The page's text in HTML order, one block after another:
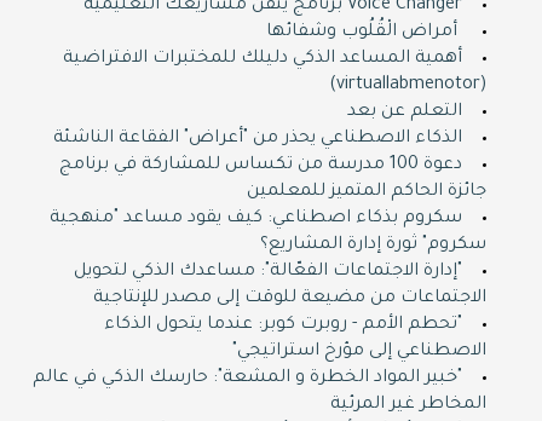
Shop now
Voice Changer برنامج يتقن مشاريعك التعليمية
​ ​ أمراض الْقُلُوب وشفائها
أهمية المساعد الذكي دليلك للمختبرات الافتراضية
(virtuallabmenotor)
التعلم عن بعد
الذكاء الاصطناعي يحذر من "أعراض" الفقاعة الناشئة
دعوة 100 مدرسة من تكساس للمشاركة في برنامج
جائزة الحاكم المتميز للمعلمين
سكروم بذكاء اصطناعي: كيف يقود مساعد "منهجية
سكروم" ثورة إدارة المشاريع؟
"إدارة الاجتماعات الفعّالة": مساعدك الذكي لتحويل
الاجتماعات من مضيعة للوقت إلى مصدر للإنتاجية
"تحطم الأمم - روبرت كوبر: عندما يتحول الذكاء
الاصطناعي إلى مؤرخ استراتيجي"
"خبير المواد الخطرة و المشعة": حارسك الذكي في عالم
المخاطر غير المرئية